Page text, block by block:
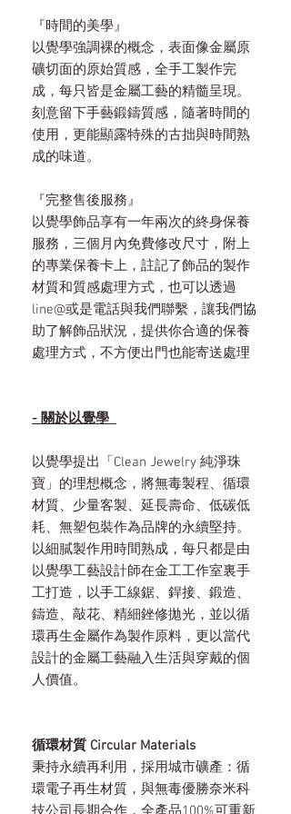
『時間的美學』
以覺學強調裸的概念，表面像金屬原
礦切面的原始質感，全手工製作完
成，每只皆是金屬工藝的精髓呈現。
刻意留下手藝鍛鑄質感，隨著時間的
使用，更能顯露特殊的古拙與時間熟
成的味道。
『完整售後服務』
以覺學飾品享有一年兩次的終身保養
服務，三個月內免費修改尺寸，附上
的專業保養卡上，註記了飾品的製作
材質和質感處理方式，也可以透過
line@或是電話與我們聯繫，讓我們協
助了解飾品狀況，提供你合適的保養
處理方式，不方便出門也能寄送處理
- 關於以覺學
以覺學提出「Clean Jewelry 純淨珠
寶」的理想概念，將無毒製程、循環
材質、少量客製、延長壽命、低碳低
耗、無塑包裝作為品牌的永續堅持。
以細膩製作用時間熟成，每只都是由
以覺學工藝設計師在金工工作室裏手
工打造，以手工線鋸、銲接、鍛造、
鑄造、敲花、精細銼修拋光，並以循
環再生金屬作為製作原料，更以當代
設計的金屬工藝融入生活與穿戴的個
人價值。
循環材質 Circular Materials
秉持永續再利用，採用城市礦產：循
環電子再生材質，與無毒優勝奈米科